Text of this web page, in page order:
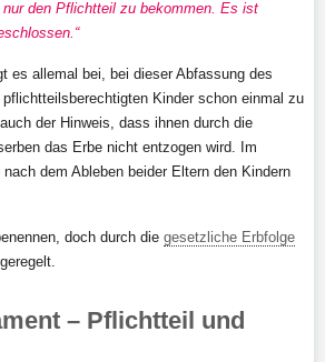
den Pflichtteil zu bekommen. Es ist
es allemal bei, bei dieser Abfassung des
Kinder schon einmal zu
der Hinweis, dass ihnen durch die
das Erbe nicht entzogen wird. Im
dem Ableben beider Eltern den Kindern
doch durch die gesetzliche Erbfolge
– Pflichtteil und